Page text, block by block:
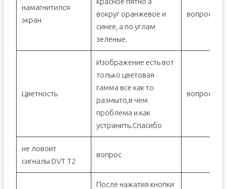
намагнитился
экран
вокруг оранжевое и
синее, а по углам
зелёные.
вопрос
Цветность
Изображение есть вот
только цветовая
гамма все как то
размыто,в чем
проблема и как
устранить.Спасибо
вопрос
не ловоит
сигналы DVT T2
вопрос
После нажатия кнопки